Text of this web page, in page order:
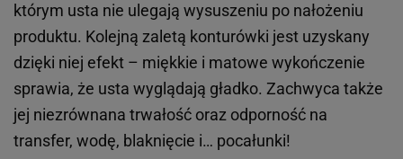
którym usta nie ulegają wysuszeniu po nałożeniu
produktu. Kolejną zaletą konturówki jest uzyskany
dzięki niej efekt – miękkie i matowe wykończenie
sprawia, że usta wyglądają gładko. Zachwyca także
jej niezrównana trwałość oraz odporność na
transfer, wodę, blaknięcie i… pocałunki!